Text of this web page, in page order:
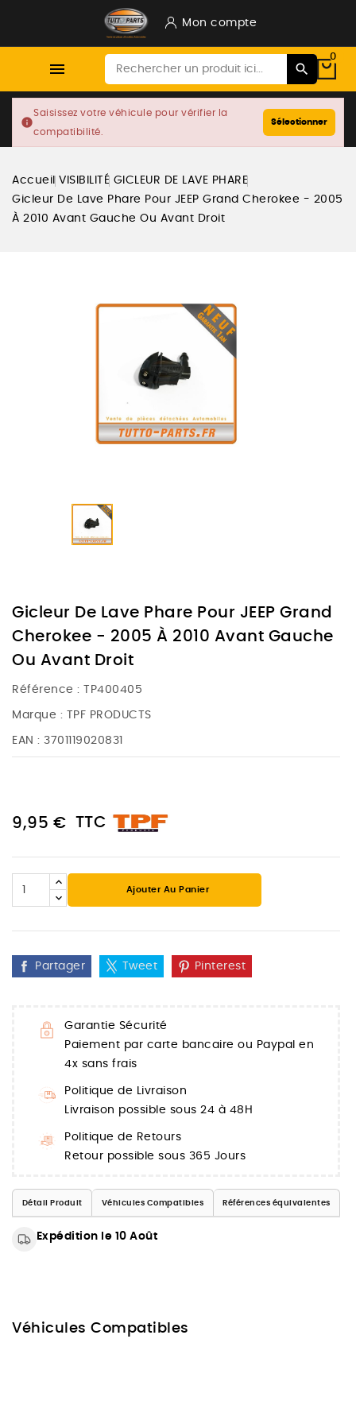
Mon compte

0
info
Saisissez votre véhicule pour vérifier la
compatibilité.
Sélectionner
Accueil VISIBILITÉ GICLEUR DE LAVE PHARE
Gicleur De Lave Phare Pour JEEP Grand Cherokee - 2005
À 2010 Avant Gauche Ou Avant Droit
Gicleur De Lave Phare Pour JEEP Grand
Cherokee - 2005 À 2010 Avant Gauche
Ou Avant Droit
Référence : TP400405
Marque : TPF PRODUCTS
EAN : 3701119020831
9,95 € TTC
Ajouter Au Panier
Partager Tweet Pinterest
Garantie Sécurité
Paiement par carte bancaire ou Paypal en
4x sans frais
Politique de Livraison
Livraison possible sous 24 à 48H
Politique de Retours
Retour possible sous 365 Jours
Détail Produit Véhicules Compatibles Références équivalentes
Expédition le 10 Août
Véhicules Compatibles